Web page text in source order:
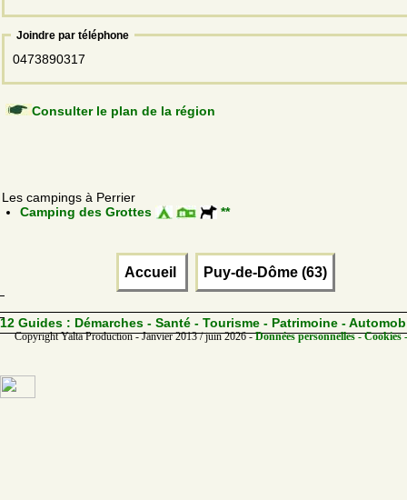
Joindre par téléphone
0473890317
Consulter le plan de la région
Les campings à Perrier
Camping des Grottes
**
Accueil Puy-de-Dôme (63)
12 Guides : Démarches - Santé - Tourisme - Patrimoine -
Copyright Yalta Production - Janvier 2013 / juin 2026 -Données personnelles - Cookies